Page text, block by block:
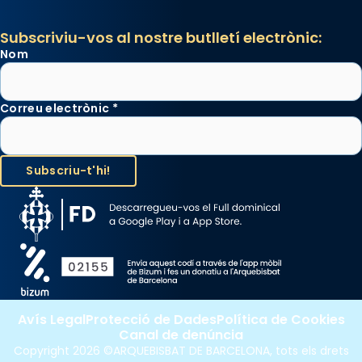
Subscriviu-vos al nostre butlletí electrònic:
Nom
Correu electrònic *
Copyright 2026 ©ARQUEBISBAT DE BARCELONA, tots els drets
Avís LegalProtecció de DadesPolítica de Cookies
Canal de denúncia